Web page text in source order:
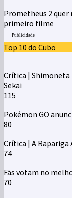
Prometheus 2 quer
primeiro filme
Publicidade
Top 10 do Cubo
Crítica | Shimoneta
Sekai
115
Pokémon GO
80
Crítica | A Rapariga
74
Fãs votam no
70